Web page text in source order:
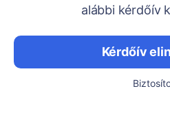
alábbi kérdőív
Kérdőív